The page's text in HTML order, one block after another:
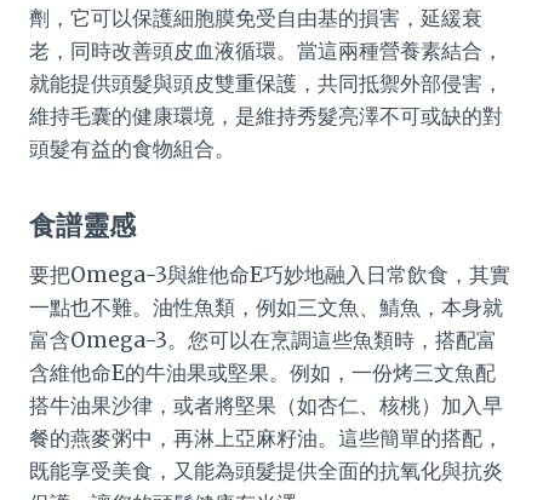
劑，它可以保護細胞膜免受自由基的損害，延緩衰
老，同時改善頭皮血液循環。當這兩種營養素結合，
就能提供頭髮與頭皮雙重保護，共同抵禦外部侵害，
維持毛囊的健康環境，是維持秀髮亮澤不可或缺的對
頭髮有益的食物組合。
食譜靈感
要把Omega-3與維他命E巧妙地融入日常飲食，其實
一點也不難。油性魚類，例如三文魚、鯖魚，本身就
富含Omega-3。您可以在烹調這些魚類時，搭配富
含維他命E的牛油果或堅果。例如，一份烤三文魚配
搭牛油果沙律，或者將堅果（如杏仁、核桃）加入早
餐的燕麥粥中，再淋上亞麻籽油。這些簡單的搭配，
既能享受美食，又能為頭髮提供全面的抗氧化與抗炎